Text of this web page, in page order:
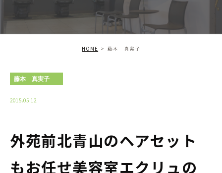
HOME 藤本 真実子
藤本 真実子
2015.05.12
外苑前北青山のヘアセット
もお任せ美容室エクリュの